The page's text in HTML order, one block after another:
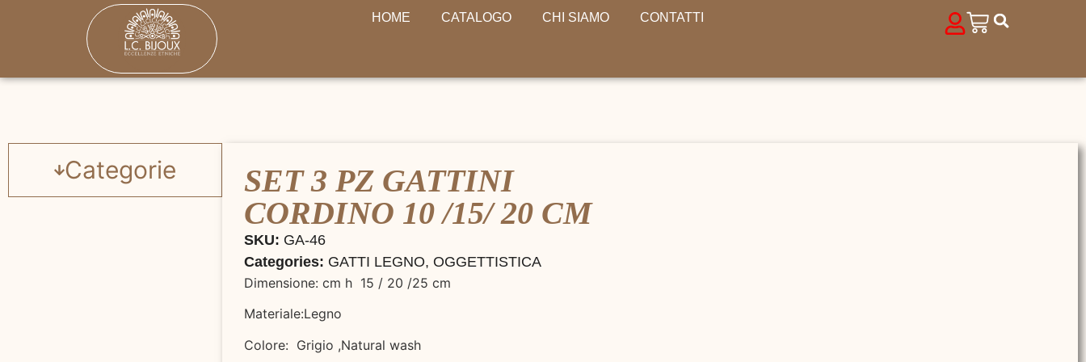
HOME CATALOGO CHI SIAMO CONTATTI
Categorie
SET 3 PZ GATTINI
CORDINO 10 /15/ 20 CM
SKU: GA-46
Categories: GATTI LEGNO, OGGETTISTICA
Dimensione: cm h 15 / 20 /25 cm
Materiale:Legno
Colore: Grigio ,Natural wash